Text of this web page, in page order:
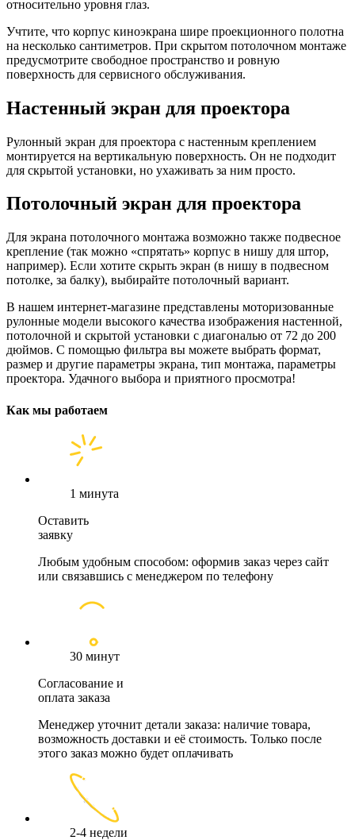
относительно уровня глаз.
Учтите, что корпус киноэкрана шире проекционного полотна
на несколько сантиметров. При скрытом потолочном монтаже
предусмотрите свободное пространство и ровную
поверхность для сервисного обслуживания.
Настенный экран для проектора
Рулонный экран для проектора с настенным креплением
монтируется на вертикальную поверхность. Он не подходит
для скрытой установки, но ухаживать за ним просто.
Потолочный экран для проектора
Для экрана потолочного монтажа возможно также подвесное
крепление (так можно «спрятать» корпус в нишу для штор,
например). Если хотите скрыть экран (в нишу в подвесном
потолке, за балку), выбирайте потолочный вариант.
В нашем интернет-магазине представлены моторизованные
рулонные модели высокого качества изображения настенной,
потолочной и скрытой установки с диагональю от 72 до 200
дюймов. С помощью фильтра вы можете выбрать формат,
размер и другие параметры экрана, тип монтажа, параметры
проектора. Удачного выбора и приятного просмотра!
Как мы работаем
1 минута
Оставить
заявку
Любым удобным способом: оформив заказ через сайт
или связавшись с менеджером по телефону
30 минут
Согласование и
оплата заказа
Менеджер уточнит детали заказа: наличие товара,
возможность доставки и её стоимость. Только после
этого заказ можно будет оплачивать
2-4 недели